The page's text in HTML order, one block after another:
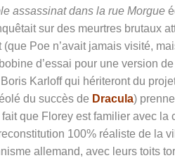
assassinat dans la rue Morgue
sur des meurtres brutaux
Poe n’avait jamais visité,
d’essai pour une version de
Karloff qui hériteront du
du succès de Dracula)
que Florey est familier avec la
100% réaliste de la
allemand, avec leurs toits